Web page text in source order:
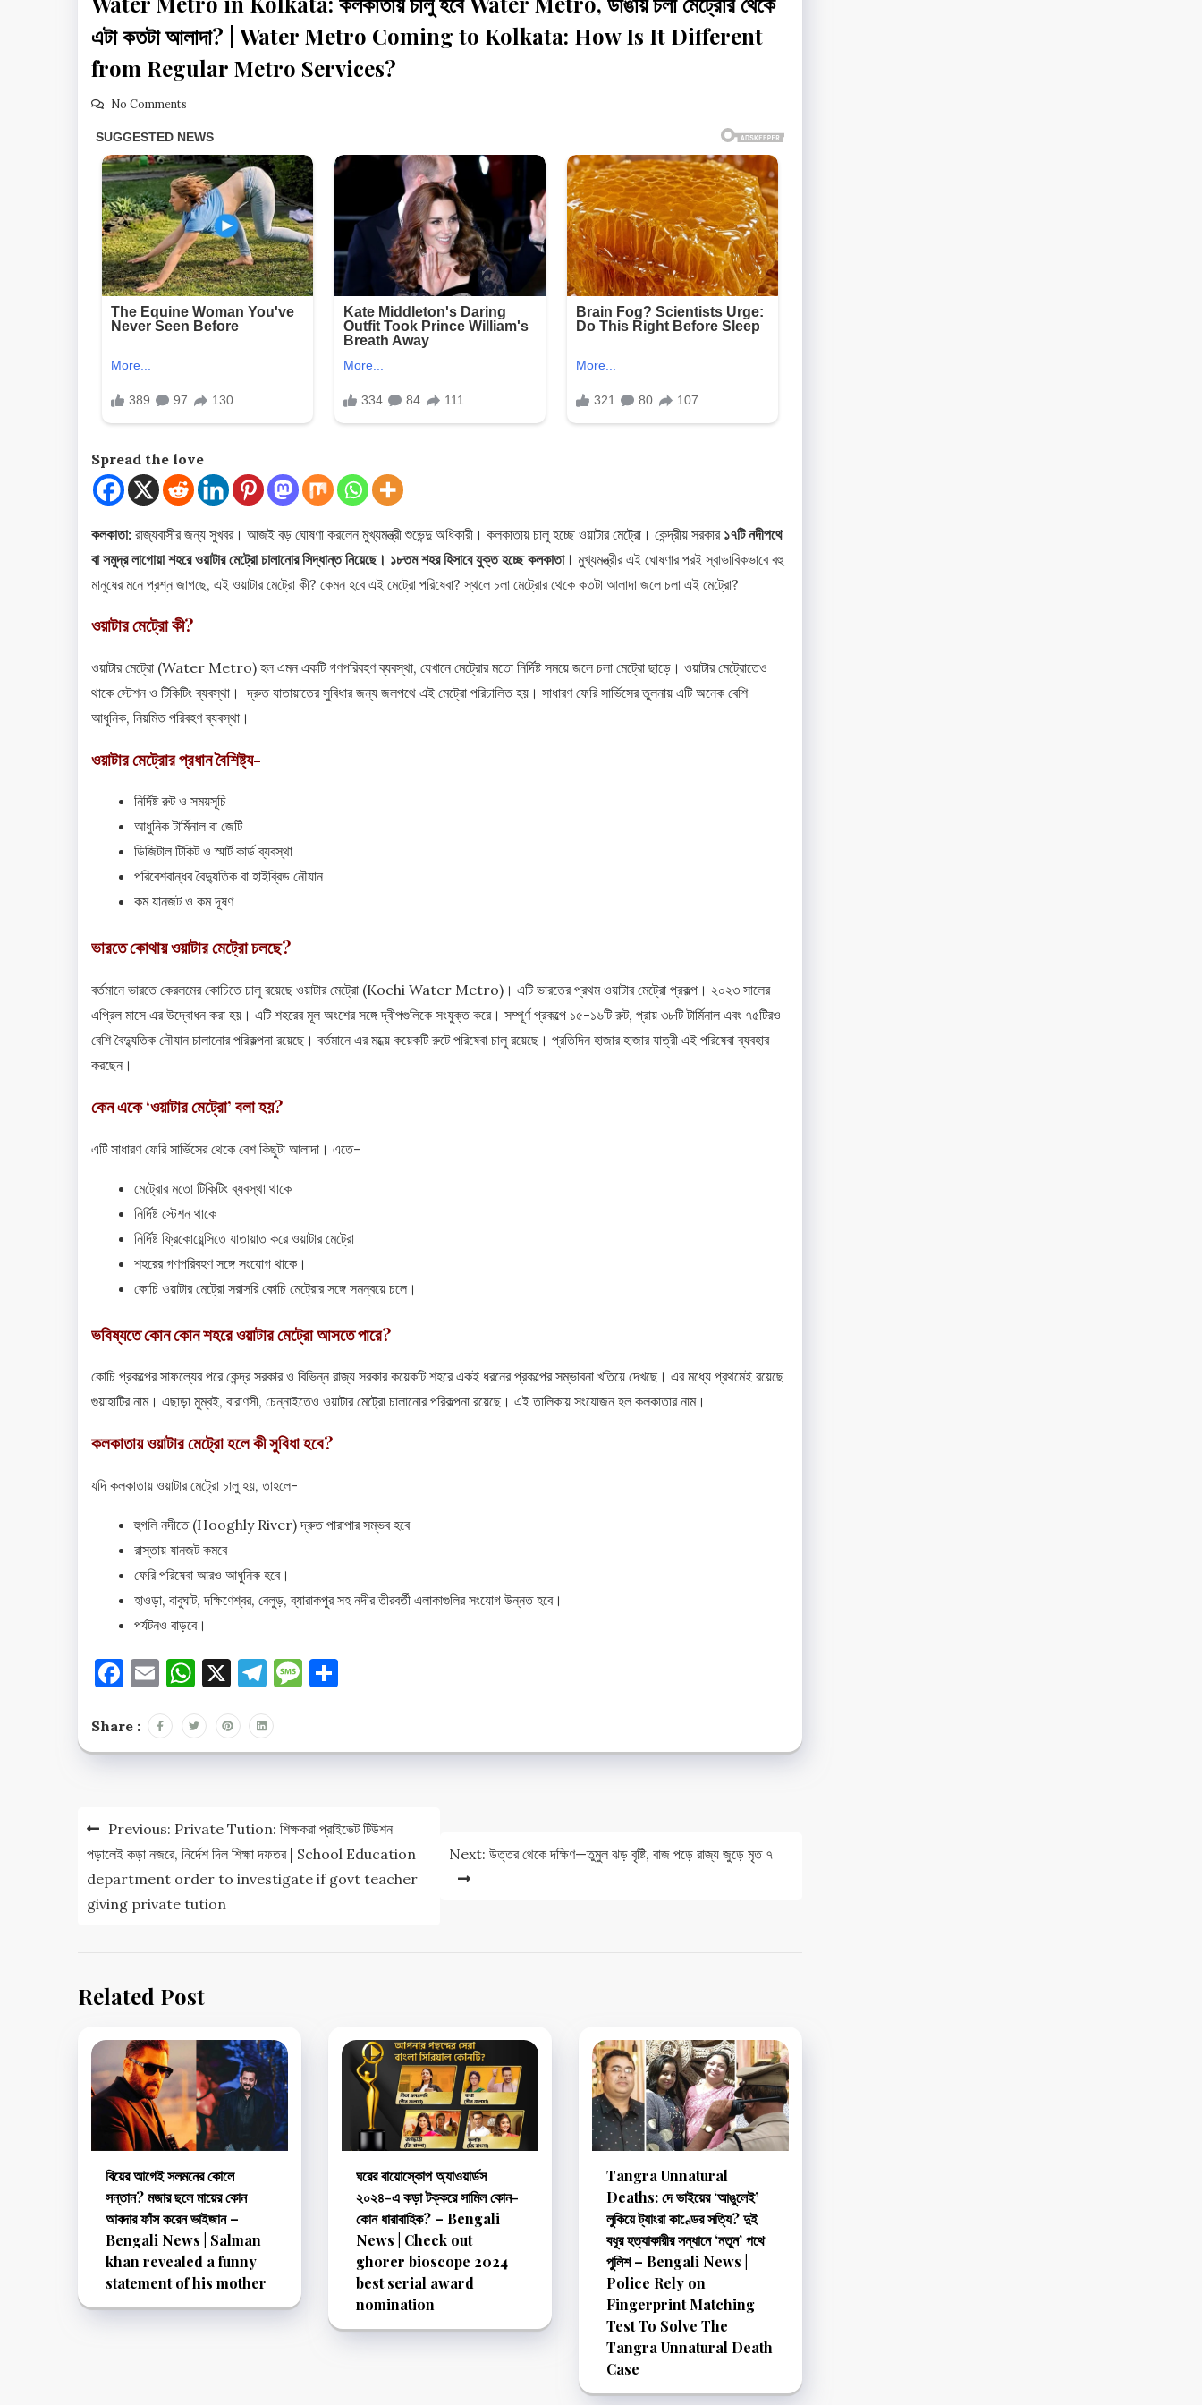
এটা কতটা আলাদা? | Water Metro Coming to Kolkata: How Is It Different
from Regular Metro Services?
No Comments
Spread the love
কলকাতা: রাজ্যবাসীর জন্য সুখবর। আজই বড় ঘোষণা করলেন মুখ্যমন্ত্রী শুভেন্দু অধিকারী। কলকাতায় চালু হচ্ছে ওয়াটার মেট্রো। কেন্দ্রীয় সরকার ১৭টি নদীপথে
বা সমুদ্র লাগোয়া শহরে ওয়াটার মেট্রো চালানোর সিদ্ধান্ত নিয়েছে। ১৮তম শহর হিসাবে যুক্ত হচ্ছে কলকাতা। মুখ্যমন্ত্রীর এই ঘোষণার পরই স্বাভাবিকভাবে বহু
মানুষের মনে প্রশ্ন জাগছে, এই ওয়াটার মেট্রো কী? কেমন হবে এই মেট্রো পরিষেবা? স্থলে চলা মেট্রোর থেকে কতটা আলাদা জলে চলা এই মেট্রো?
ওয়াটার মেট্রো কী?
ওয়াটার মেট্রো (Water Metro) হল এমন একটি গণপরিবহণ ব্যবস্থা, যেখানে মেট্রোর মতো নির্দিষ্ট সময়ে জলে চলা মেট্রো ছাড়ে। ওয়াটার মেট্রোতেও
থাকে স্টেশন ও টিকিটিং ব্যবস্থা। দ্রুত যাতায়াতের সুবিধার জন্য জলপথে এই মেট্রো পরিচালিত হয়। সাধারণ ফেরি সার্ভিসের তুলনায় এটি অনেক বেশি
আধুনিক, নিয়মিত পরিবহণ ব্যবস্থা।
ওয়াটার মেট্রোর প্রধান বৈশিষ্ট্য-
নির্দিষ্ট রুট ও সময়সূচি
আধুনিক টার্মিনাল বা জেটি
ডিজিটাল টিকিট ও স্মার্ট কার্ড ব্যবস্থা
পরিবেশবান্ধব বৈদ্যুতিক বা হাইব্রিড নৌযান
কম যানজট ও কম দূষণ
ভারতে কোথায় ওয়াটার মেট্রো চলছে?
বর্তমানে ভারতে কেরলমের কোচিতে চালু রয়েছে ওয়াটার মেট্রো (Kochi Water Metro)। এটি ভারতের প্রথম ওয়াটার মেট্রো প্রকল্প। ২০২৩ সালের
এপ্রিল মাসে এর উদ্বোধন করা হয়। এটি শহরের মূল অংশের সঙ্গে দ্বীপগুলিকে সংযুক্ত করে। সম্পূর্ণ প্রকল্পে ১৫-১৬টি রুট, প্রায় ৩৮টি টার্মিনাল এবং ৭৫টিরও
বেশি বৈদ্যুতিক নৌযান চালানোর পরিকল্পনা রয়েছে। বর্তমানে এর মধ্য়ে কয়েকটি রুটে পরিষেবা চালু রয়েছে। প্রতিদিন হাজার হাজার যাত্রী এই পরিষেবা ব্যবহার
করছেন।
কেন একে ‘ওয়াটার মেট্রো’ বলা হয়?
এটি সাধারণ ফেরি সার্ভিসের থেকে বেশ কিছুটা আলাদা। এতে-
মেট্রোর মতো টিকিটিং ব্যবস্থা থাকে
নির্দিষ্ট স্টেশন থাকে
নির্দিষ্ট ফ্রিকোয়েন্সিতে যাতায়াত করে ওয়াটার মেট্রো
শহরের গণপরিবহণ সঙ্গে সংযোগ থাকে।
কোচি ওয়াটার মেট্রো সরাসরি কোচি মেট্রোর সঙ্গে সমন্বয়ে চলে।
ভবিষ্যতে কোন কোন শহরে ওয়াটার মেট্রো আসতে পারে?
কোচি প্রকল্পের সাফল্যের পরে কেন্দ্র সরকার ও বিভিন্ন রাজ্য সরকার কয়েকটি শহরে একই ধরনের প্রকল্পের সম্ভাবনা খতিয়ে দেখছে। এর মধ্যে প্রথমেই রয়েছে
গুয়াহাটির নাম। এছাড়া মুম্বই, বারাণসী, চেন্নাইতেও ওয়াটার মেট্রো চালানোর পরিকল্পনা রয়েছে। এই তালিকায় সংযোজন হল কলকাতার নাম।
কলকাতায় ওয়াটার মেট্রো হলে কী সুবিধা হবে?
যদি কলকাতায় ওয়াটার মেট্রো চালু হয়, তাহলে-
হুগলি নদীতে (Hooghly River) দ্রুত পারাপার সম্ভব হবে
রাস্তায় যানজট কমবে
ফেরি পরিষেবা আরও আধুনিক হবে।
হাওড়া, বাবুঘাট, দক্ষিণেশ্বর, বেলুড়, ব্যারাকপুর সহ নদীর তীরবর্তী এলাকাগুলির সংযোগ উন্নত হবে।
পর্যটনও বাড়বে।
Facebook
EmailWhatsApp
X Telegram
Message
Share :
Post
navigation
Previous: Private Tution: শিক্ষকরা প্রাইভেট টিউশন
পড়ালেই কড়া নজরে, নির্দেশ দিল শিক্ষা দফতর | School Education
department order to investigate if govt teacher
giving private tution
Next: উত্তর থেকে দক্ষিণ—তুমুল ঝড় বৃষ্টি, বাজ পড়ে রাজ্য জুড়ে মৃত ৭
Related Post
বিয়ের আগেই সলমনের কোলে
সন্তান? মজার ছলে মায়ের কোন
আবদার ফাঁস করেন ভাইজান –
Bengali News | Salman
khan revealed a funny
statement of his mother
ঘরের বায়োস্কোপ অ্যাওয়ার্ডস
২০২৪-এ কড়া টক্করে সামিল কোন-
কোন ধারাবাহিক? – Bengali
News | Check out
ghorer bioscope 2024
best serial award
nomination
Tangra Unnatural
Deaths: দে ভাইয়ের ‘আঙুলেই’
লুকিয়ে ট্যাংরা কাণ্ডের সত্যি? দুই
বধূর হত্যাকারীর সন্ধানে ‘নতুন’ পথে
পুলিশ – Bengali News |
Police Rely on
Fingerprint Matching
Test To Solve The
Tangra Unnatural Death
Case